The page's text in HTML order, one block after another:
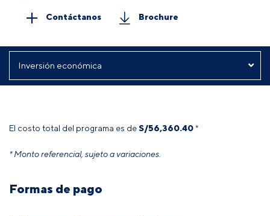
Contáctanos Brochure
El costo total del programa es deS/56,360.40*
* Monto referencial, sujeto a variaciones.
Formas de pago